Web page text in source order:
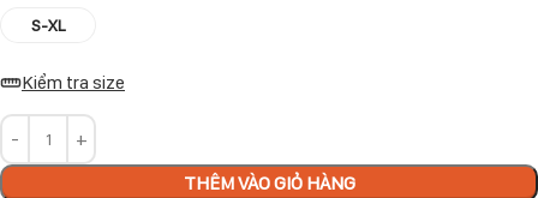
S-XL
Kiểm tra size
THÊM VÀO GIỎ HÀNG